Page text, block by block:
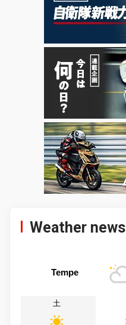
Weather news
Tempe
土